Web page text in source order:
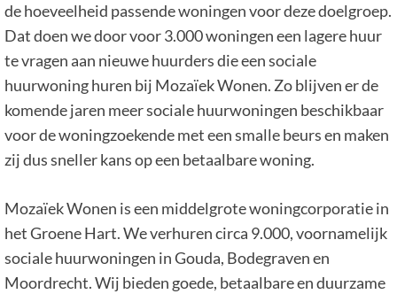
de hoeveelheid passende woningen voor deze doelgroep.
Dat doen we door voor 3.000 woningen een lagere huur
te vragen aan nieuwe huurders die een sociale
huurwoning huren bij Mozaïek Wonen. Zo blijven er de
komende jaren meer sociale huurwoningen beschikbaar
voor de woningzoekende met een smalle beurs en maken
zij dus sneller kans op een betaalbare woning.
Mozaïek Wonen is een middelgrote woningcorporatie in
het Groene Hart. We verhuren circa 9.000, voornamelijk
sociale huurwoningen in Gouda, Bodegraven en
Moordrecht. Wij bieden goede, betaalbare en duurzame